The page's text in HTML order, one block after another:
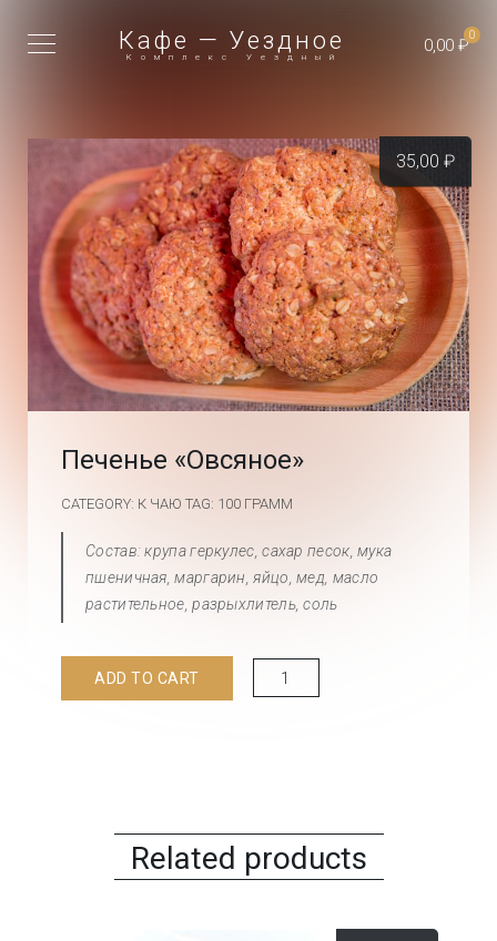
Кафе — Уездное
Комплекс Уездный
0
0,00 ₽
35,00 ₽
Печенье «Овсяное»
CATEGORY: К ЧАЮ TAG: 100 ГРАММ
Состав: крупа геркулес, сахар песок, мука
пшеничная, маргарин, яйцо, мед, масло
растительное, разрыхлитель, соль
ADD TO CART
"Овсяное"
Related products